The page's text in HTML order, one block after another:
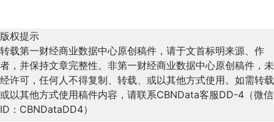
版权提示
转载第一财经商业数据中心原创稿件，请于文首标明来源、作
者，并保持文章完整性。非第一财经商业数据中心原创稿件，未
经许可，任何人不得复制、转载、或以其他方式使用。如需转载
或以其他方式使用稿件内容，请联系CBNData客服DD-4（微信
ID：CBNDataDD4）